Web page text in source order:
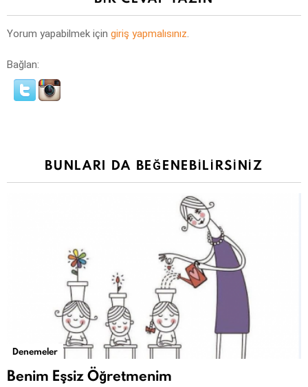
Yorum yapabilmek için giriş yapmalısınız.
Bağlan:
BUNLARI DA BEĞENEBILIRSINIZ
Denemeler
Benim Eşsiz Öğretmenim